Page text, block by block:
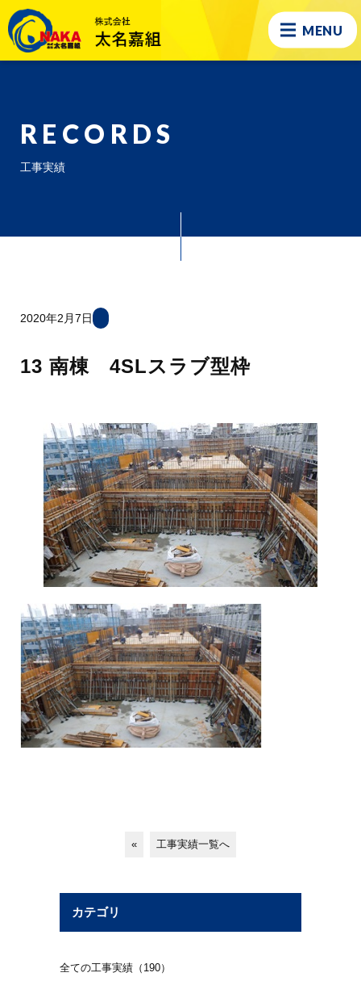
MENU
RECORDS
工事実績
2020年2月7日
13 南棟 4SLスラブ型枠
« 工事実績一覧へ
カテゴリ
全ての工事実績（190）